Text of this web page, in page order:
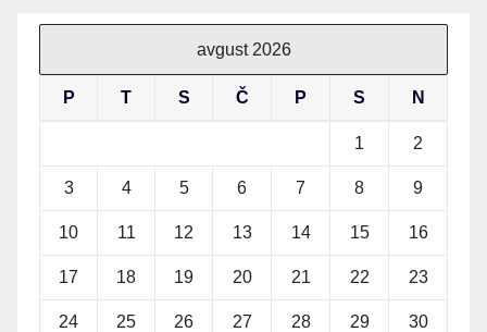
avgust 2026
P T S Č P S N
1 2
3 4 5 6 7 8 9
10 11 12 13 14 15 16
17 18 19 20 21 22 23
24 25 26 27 28 29 30